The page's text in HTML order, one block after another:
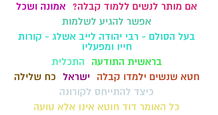
אם מותר לנשים ללמוד קבלה?
אמונה ושכל
אפשר להגיע לשלמות
בעל הסולם - רבי יהודה לייב אשלג - קורות
חייו ומפעליו
בראשית התודעה
התכלית
חטא שנשים ילמדו קבלה
ישראל
כח שלילה
כיצד להתייחס לקורונה
כל האומר דוד חוטא אינו אלא טועה